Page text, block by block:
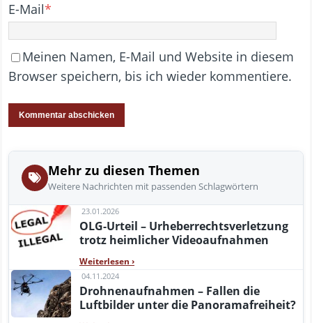
E-Mail*
Meinen Namen, E-Mail und Website in diesem
Browser speichern, bis ich wieder kommentiere.
Mehr zu diesen Themen
Weitere Nachrichten mit passenden Schlagwörtern
23.01.2026
OLG-Urteil – Urheberrechtsverletzung
trotz heimlicher Videoaufnahmen
Weiterlesen ›
04.11.2024
Drohnenaufnahmen – Fallen die
Luftbilder unter die Panoramafreiheit?